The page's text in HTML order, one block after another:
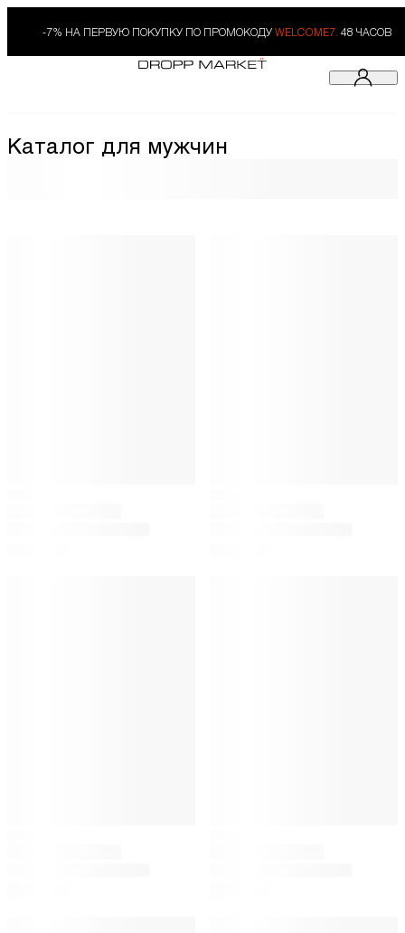
-7% НА ПЕРВУЮ ПОКУПКУ ПО ПРОМОКОДУ WELCOME7. 48 ЧАСОВ
Каталог для мужчин